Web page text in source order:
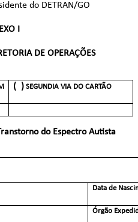
do DETRAN/GO
I
DE OPERAÇÕES
( ) SEGUNDIA VIA DO CARTÃO
do Espectro Autista
Data de
Órgão